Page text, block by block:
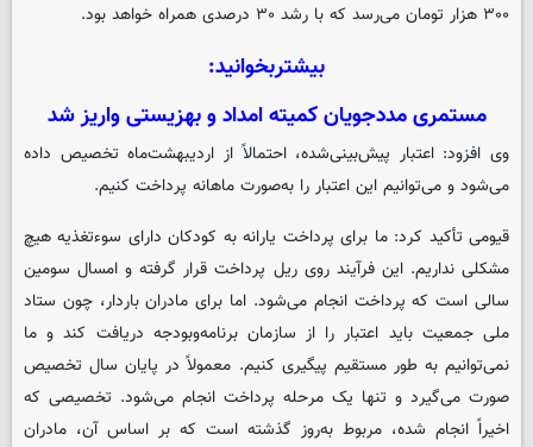
۳۰۰ هزار تومان می‌رسد که با رشد ۳۰ درصدی همراه خواهد بود.
بیشتربخوانید:
مستمری مددجویان کمیته امداد و بهزیستی واریز شد
وی افزود: اعتبار پیش‌بینی‌شده، احتمالاً از اردیبهشت‌ماه تخصیص داده
می‌شود و می‌توانیم این اعتبار را به‌صورت ماهانه پرداخت کنیم.
قیومی تأکید کرد: ما برای پرداخت یارانه به کودکان دارای سوءتغذیه هیچ
مشکلی نداریم. این فرآیند روی ریل پرداخت قرار گرفته و امسال سومین
سالی است که پرداخت انجام می‌شود. اما برای مادران باردار، چون ستاد
ملی جمعیت باید اعتبار را از سازمان برنامه‌وبودجه دریافت کند و ما
نمی‌توانیم به طور مستقیم پیگیری کنیم. معمولاً در پایان سال تخصیص
صورت می‌گیرد و تنها یک مرحله پرداخت انجام می‌شود. تخصیصی که
اخیراً انجام شده، مربوط به‌روز گذشته است که بر اساس آن، مادران